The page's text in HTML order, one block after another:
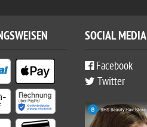
SOCIAL MEDIA
Facebook
Twitter